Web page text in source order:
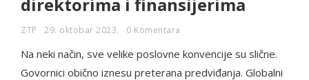
ZTP 29. oktobar 2023. 0 Komentara
Na neki način, sve velike poslovne konvencije su slične.
Govornici obično iznesu preterana predviđanja. Globalni